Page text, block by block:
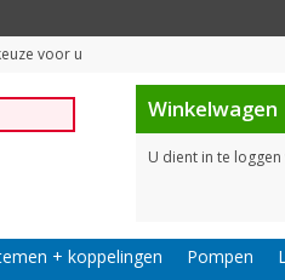
voor u
Winkelwagen
U dient in te
+ koppelingen Pompen